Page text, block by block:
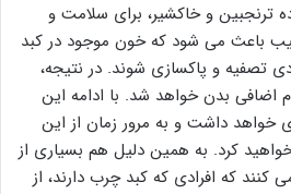
ترنجبین و خاکشیر، برای سلامت و
باعث می شود که خون موجود در کبد
تصفیه و پاکسازی شوند. در نتیجه،
بدن خواهد شد. با ادامه این
خواهد داشت و به مرور زمان از این
کرد. به همین دلیل هم بسیاری از
که افرادی که کبد چرب دارند، از